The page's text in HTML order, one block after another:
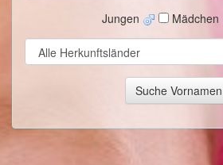
Jungen Mädchen